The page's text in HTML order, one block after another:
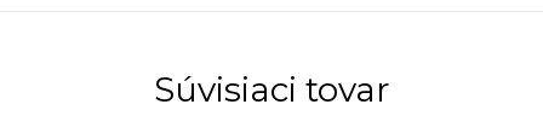
Súvisiaci tovar